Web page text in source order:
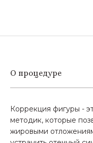
О процедуре
Коррекция фигуры -
методик, которые
жировыми